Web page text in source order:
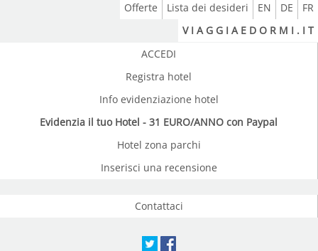
FR
DE
EN
Lista dei desideri
Offerte
V I A G G I A E D O R M I . I T
ACCEDI
Registra hotel
Info evidenziazione hotel
Evidenzia il tuo Hotel - 31 EURO/ANNO con Paypal
Hotel zona parchi
Inserisci una recensione
Contattaci